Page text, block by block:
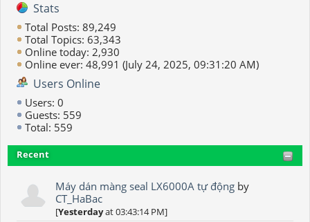
Stats
Total Posts: 89,249
Total Topics: 63,343
Online today: 2,930
Online ever: 48,991 (July 24, 2025, 09:31:20 AM)
Users Online
Users: 0
Guests: 559
Total: 559
Recent
Máy dán màng seal LX6000A tự động by
CT_HaBac
[Yesterdayat 03:43:14 PM]